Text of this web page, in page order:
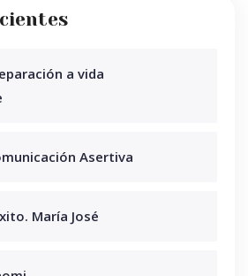
a vida
Asertiva
María José